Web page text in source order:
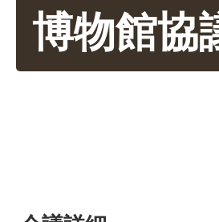
博物館協